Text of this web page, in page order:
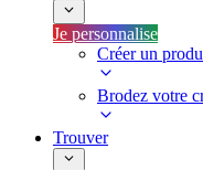
Je personnalise
Créer un
Brodez votre
Trouver